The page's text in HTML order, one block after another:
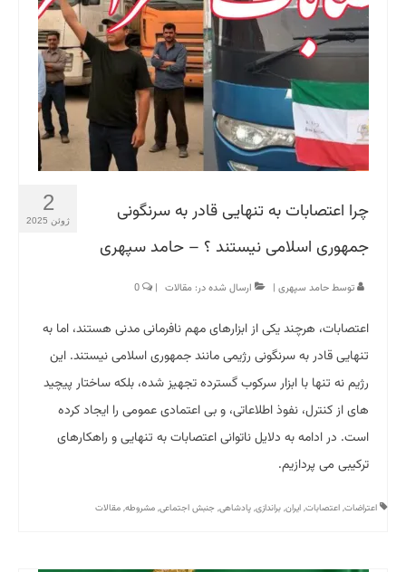
2
ژوئن 2025
چرا اعتصابات به تنهایی قادر به سرنگونی
جمهوری اسلامی نیستند ؟ – حامد سپهری
توسطحامد سپهری | ارسال شده در: مقالات |
اعتصابات، هرچند یکی از ابزارهای مهم نافرمانی مدنی هستند، اما به
تنهایی قادر به سرنگونی رژیمی مانند جمهوری اسلامی نیستند. این
رژیم نه تنها با ابزار سرکوب گسترده تجهیز شده، بلکه ساختار پیچید
های از کنترل، نفوذ اطلاعاتی، و بی اعتمادی عمومی را ایجاد کرده
است. در ادامه به دلایل ناتوانی اعتصابات به تنهایی و راهکارهای
ترکیبی می پردازیم.
اعتراضات, اعتصابات, ایران, براندازی, پادشاهی, جنبش اجتماعی, مشروطه, مقالات